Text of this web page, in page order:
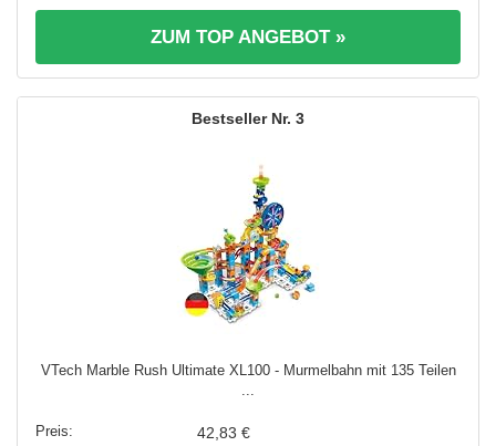
ZUM TOP ANGEBOT »
3
VTech Marble Rush Ultimate XL100 - Murmelbahn mit 135 Teilen
42,83 €